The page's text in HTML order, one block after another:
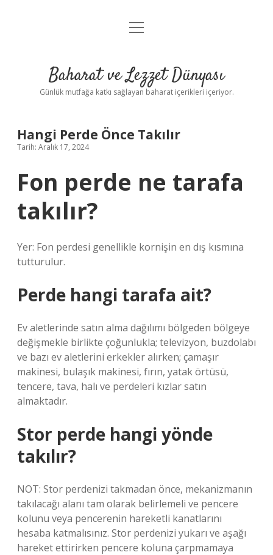
Anasayfa
Yasal Uyarı
menüyü
Baharat ve Lezzet Dünyası
Günlük mutfağa katkı sağlayan baharat içerikleri içeriyor.
Hangi Perde Önce Takılır
Tarih: Aralık 17, 2024
Fon perde ne tarafa
takılır?
Yer: Fon perdesi genellikle kornişin en dış kısmına
tutturulur.
Perde hangi tarafa ait?
Ev aletlerinde satın alma dağılımı bölgeden bölgeye
değişmekle birlikte çoğunlukla; televizyon, buzdolabı
ve bazı ev aletlerini erkekler alırken; çamaşır
makinesi, bulaşık makinesi, fırın, yatak örtüsü,
tencere, tava, halı ve perdeleri kızlar satın
almaktadır.
Stor perde hangi yönde
takılır?
NOT: Stor perdenizi takmadan önce, mekanizmanın
takılacağı alanı tam olarak belirlemeli ve pencere
kolunu veya pencerenin hareketli kanatlarını
hesaba katmalısınız. Stor perdenizi yukarı ve aşağı
hareket ettirirken pencere koluna çarpmamaya